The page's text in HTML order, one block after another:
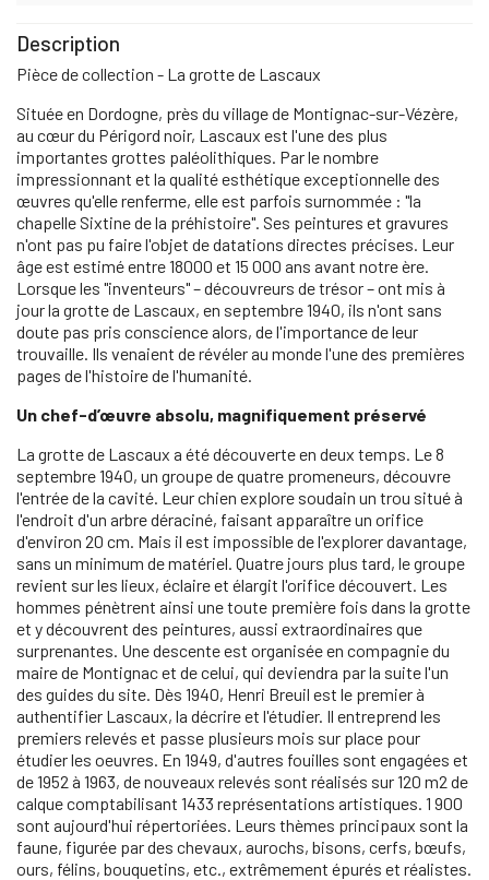
Description
Pièce de collection - La grotte de Lascaux
Située en Dordogne, près du village de Montignac-sur-Vézère,
au cœur du Périgord noir, Lascaux est l'une des plus
importantes grottes paléolithiques. Par le nombre
impressionnant et la qualité esthétique exceptionnelle des
œuvres qu'elle renferme, elle est parfois surnommée : "la
chapelle Sixtine de la préhistoire". Ses peintures et gravures
n'ont pas pu faire l'objet de datations directes précises. Leur
âge est estimé entre 18000 et 15 000 ans avant notre ère.
Lorsque les "inventeurs" – découvreurs de trésor – ont mis à
jour la grotte de Lascaux, en septembre 1940, ils n'ont sans
doute pas pris conscience alors, de l'importance de leur
trouvaille. Ils venaient de révéler au monde l'une des premières
pages de l'histoire de l'humanité.
Un chef-d’œuvre absolu, magnifiquement préservé
La grotte de Lascaux a été découverte en deux temps. Le 8
septembre 1940, un groupe de quatre promeneurs, découvre
l'entrée de la cavité. Leur chien explore soudain un trou situé à
l'endroit d'un arbre déraciné, faisant apparaître un orifice
d'environ 20 cm. Mais il est impossible de l'explorer davantage,
sans un minimum de matériel. Quatre jours plus tard, le groupe
revient sur les lieux, éclaire et élargit l'orifice découvert. Les
hommes pénètrent ainsi une toute première fois dans la grotte
et y découvrent des peintures, aussi extraordinaires que
surprenantes. Une descente est organisée en compagnie du
maire de Montignac et de celui, qui deviendra par la suite l'un
des guides du site. Dès 1940, Henri Breuil est le premier à
authentifier Lascaux, la décrire et l'étudier. Il entreprend les
premiers relevés et passe plusieurs mois sur place pour
étudier les oeuvres. En 1949, d'autres fouilles sont engagées et
de 1952 à 1963, de nouveaux relevés sont réalisés sur 120 m2 de
calque comptabilisant 1433 représentations artistiques. 1 900
sont aujourd'hui répertoriées. Leurs thèmes principaux sont la
faune, figurée par des chevaux, aurochs, bisons, cerfs, bœufs,
ours, félins, bouquetins, etc., extrêmement épurés et réalistes.